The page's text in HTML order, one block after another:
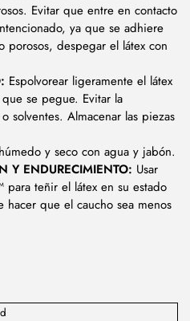
Evitar que entre en contacto
ya que se adhiere
porosos, despegar el látex con
Espolvorear ligeramente el látex
se pegue. Evitar la
solventes. Almacenar las piezas
y seco con agua y jabón.
Y ENDURECIMIENTO: Usar
para teñir el látex en su estado
que el caucho sea menos